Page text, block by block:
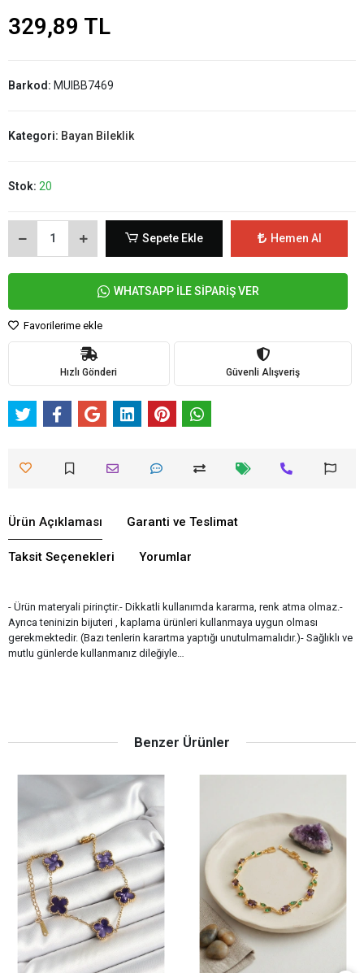
329,89 TL
Barkod: MUIBB7469
Kategori: Bayan Bileklik
Stok: 20
Sepete Ekle Hemen Al
WHATSAPP İLE SİPARİŞ VER
Favorilerime ekle
Hızlı Gönderi Güvenli Alışveriş
Ürün Açıklaması Garanti ve Teslimat
Taksit Seçenekleri Yorumlar
- Ürün materyali pirinçtir.- Dikkatli kullanımda kararma, renk atma olmaz.-
Ayrıca teninizin bijuteri , kaplama ürünleri kullanmaya uygun olması
gerekmektedir. (Bazı tenlerin karartma yaptığı unutulmamalıdır.)- Sağlıklı ve
mutlu günlerde kullanmanız dileğiyle…
Benzer Ürünler